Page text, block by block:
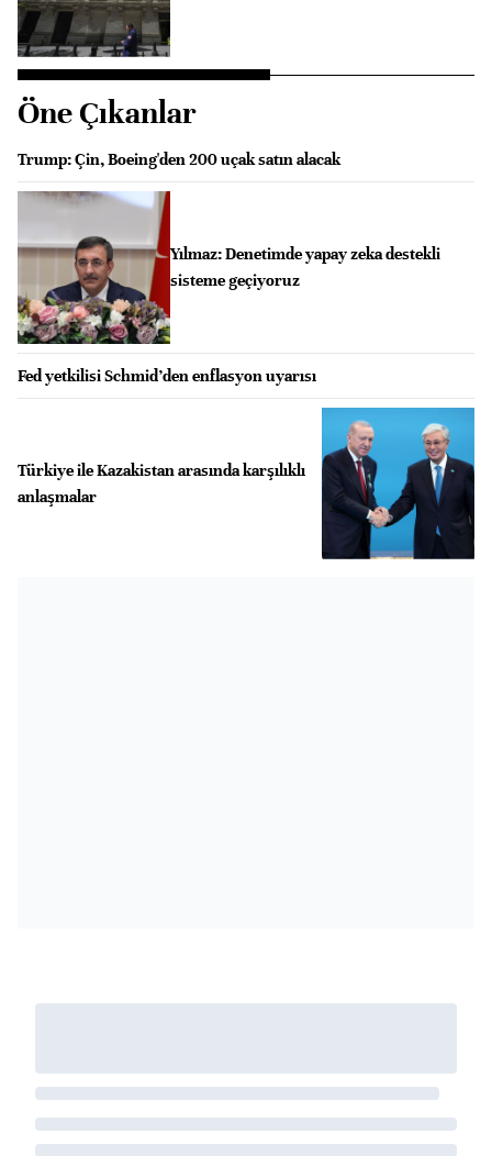
Öne Çıkanlar
Trump: Çin, Boeing'den 200 uçak satın alacak
Yılmaz: Denetimde yapay zeka destekli
sisteme geçiyoruz
Fed yetkilisi Schmid’den enflasyon uyarısı
Türkiye ile Kazakistan arasında karşılıklı
anlaşmalar